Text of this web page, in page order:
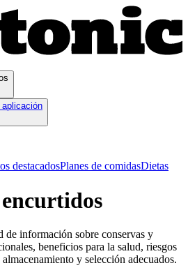
aplicación
destacadosPlanes de comidasDietas
de información sobre conservas y
beneficios para la salud, riesgos
y selección adecuados.